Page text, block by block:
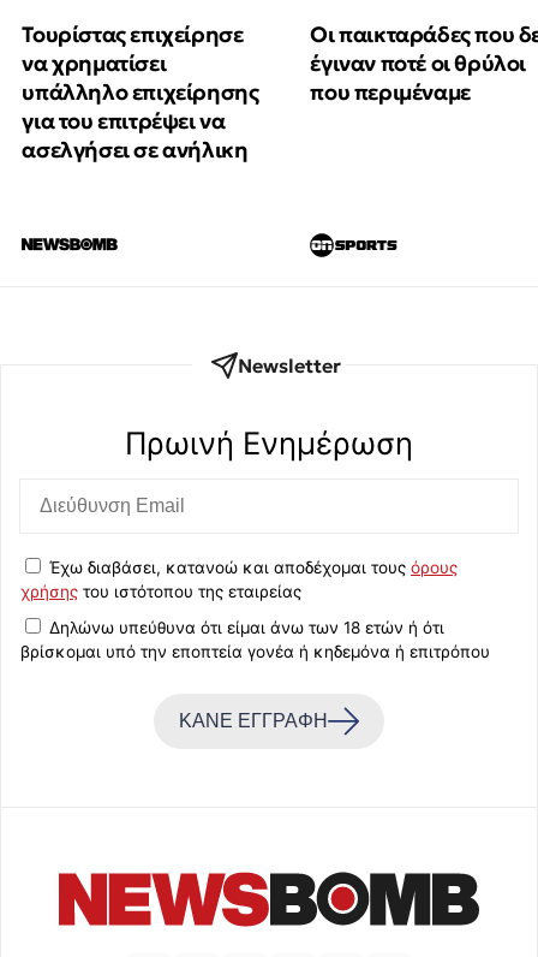
Τουρίστας επιχείρησε
να χρηματίσει
υπάλληλο επιχείρησης
για του επιτρέψει να
ασελγήσει σε ανήλικη
Οι παικταράδες που
έγιναν ποτέ οι θρύλοι
που περιμέναμε
Newsletter
Πρωινή Eνημέρωση
Έχω διαβάσει, κατανοώ και αποδέχομαι τους όρους
χρήσης του ιστότοπου της εταιρείας
Δηλώνω υπεύθυνα ότι είμαι άνω των 18 ετών ή ότι
βρίσκομαι υπό την εποπτεία γονέα ή κηδεμόνα ή επιτρόπου
ΚΑΝΕ ΕΓΓΡΑΦΗ